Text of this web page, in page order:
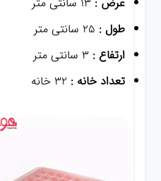
طول : 25 سانتی متر
ارتفاع : 3 سانتی متر
تعداد خانه : 32 خانه